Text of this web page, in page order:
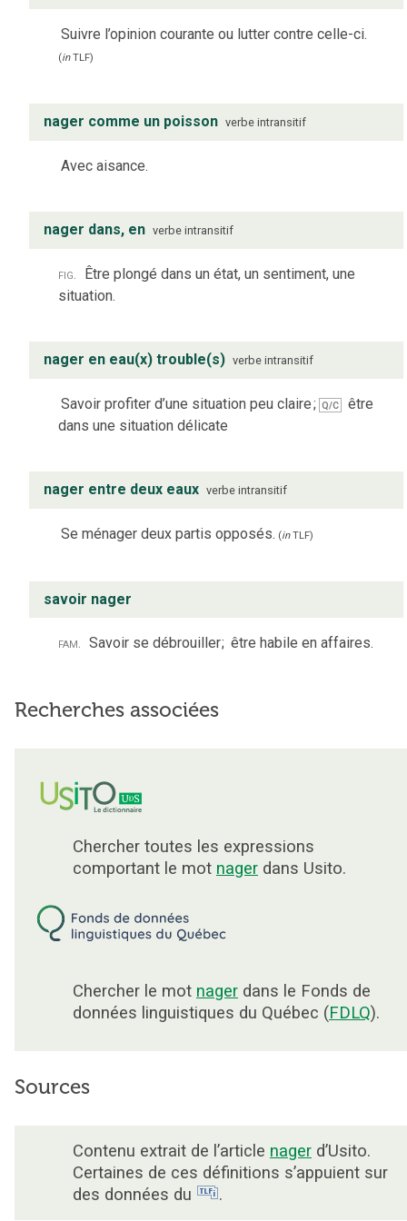
Suivre l’opinion courante ou lutter contre celle-ci.
(inTLF)
nager comme un poisson verbe intransitif
Avec aisance.
nager dans, en verbe intransitif
fig. Être plongé dans un état, un sentiment, une
situation.
nager en eau(x) trouble(s) verbe intransitif
Savoir profiter d’une situation peu claire; Q/C
être
dans une situation délicate
nager entre deux eaux verbe intransitif
Se ménager deux partis opposés. (inTLF)
savoir nager
fam. Savoir se débrouiller; être habile en affaires.
Recherches associées
Chercher toutes les expressions
comportant le mot nager dans Usito.
Chercher le mot nager dans le Fonds de
données linguistiques du Québec (FDLQ).
Sources
Contenu extrait de l’article nager d’Usito.
Certaines de ces définitions s’appuient sur
des données du
.